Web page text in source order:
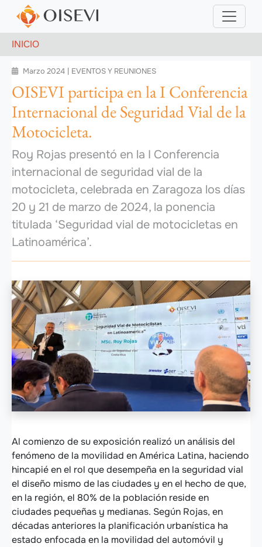
Pasar al contenido principal
EVENTOS Y REUNIONES
Ruta de navegación
INICIO
 Marzo 2024 EVENTOS Y REUNIONES
OISEVI participa en la I Conferencia
Internacional de Seguridad Vial de la
Motocicleta.
Roy Rojas presentó en la I Conferencia
internacional de seguridad vial de la
motocicleta, celebrada en Zaragoza los días
20 y 21 de marzo de 2024, la ponencia
titulada ‘Seguridad vial de motocicletas en
Latinoamérica’.
Al comienzo de su exposición realizó un análisis del
fenómeno de la movilidad en América Latina, haciendo
hincapié en el rol que desempeña en la seguridad vial
el diseño mismo de las ciudades y en el hecho de que,
en la región, el 80% de la población reside en
ciudades pequeñas y medianas. Según Rojas, en
décadas anteriores la planificación urbanística ha
estado enfocada en la movilidad del automóvil y